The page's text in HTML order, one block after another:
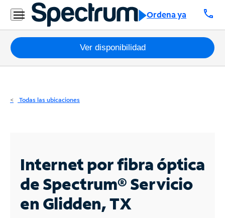
Ordena ya call
Residencial
Business
Paquetes
Internet
Business
Contáctanos
Ver disponibilidad
Todas las ubicaciones
Internet por fibra óptica
de Spectrum®Servicio
en Glidden, TX